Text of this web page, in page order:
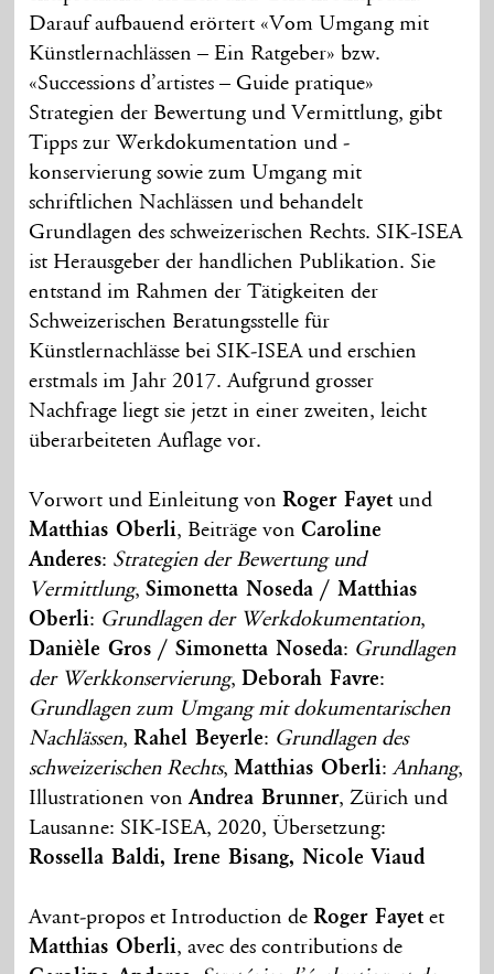
Darauf aufbauend erörtert «Vom Umgang mit
Künstlernachlässen – Ein Ratgeber» bzw.
«Successions d’artistes – Guide pratique»
Strategien der Bewertung und Vermittlung, gibt
Tipps zur Werkdokumentation und -
konservierung sowie zum Umgang mit
schriftlichen Nachlässen und behandelt
Grundlagen des schweizerischen Rechts. SIK-ISEA
ist Herausgeber der handlichen Publikation. Sie
entstand im Rahmen der Tätigkeiten der
Schweizerischen Beratungsstelle für
Künstlernachlässe bei SIK-ISEA und erschien
erstmals im Jahr 2017. Aufgrund grosser
Nachfrage liegt sie jetzt in einer zweiten, leicht
überarbeiteten Auflage vor.
Vorwort und Einleitung vonRoger Fayet und
Matthias Oberli, Beiträge vonCaroline
Anderes: Strategien der Bewertung und
Vermittlung,Simonetta Noseda / Matthias
Oberli: Grundlagen der Werkdokumentation,
Danièle Gros / Simonetta Noseda: Grundlagen
der Werkkonservierung,Deborah Favre:
Grundlagen zum Umgang mit dokumentarischen
Nachlässen,Rahel Beyerle: Grundlagen des
schweizerischen Rechts,Matthias Oberli:Anhang,
Illustrationen vonAndrea Brunner, Zürich und
Lausanne: SIK-ISEA, 2020, Übersetzung:
Rossella Baldi, Irene Bisang, Nicole Viaud
Avant-propos et Introduction deRoger Fayet et
Matthias Oberli, avec des contributions de